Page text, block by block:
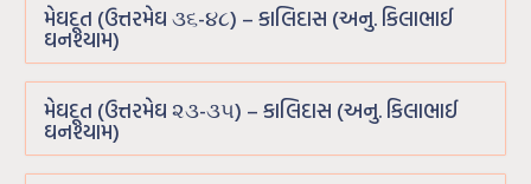
મેઘદૂત (ઉત્તરમેઘ ૩૬-૪૮) – કાલિદાસ (અનુ. કિલાભાઈ
ઘનશ્યામ)
મેઘદૂત (ઉત્તરમેઘ ૨૩-૩૫) – કાલિદાસ (અનુ. કિલાભાઈ
ઘનશ્યામ)